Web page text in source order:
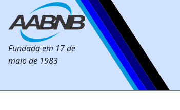
Fundada em 17 de
maio de 1983